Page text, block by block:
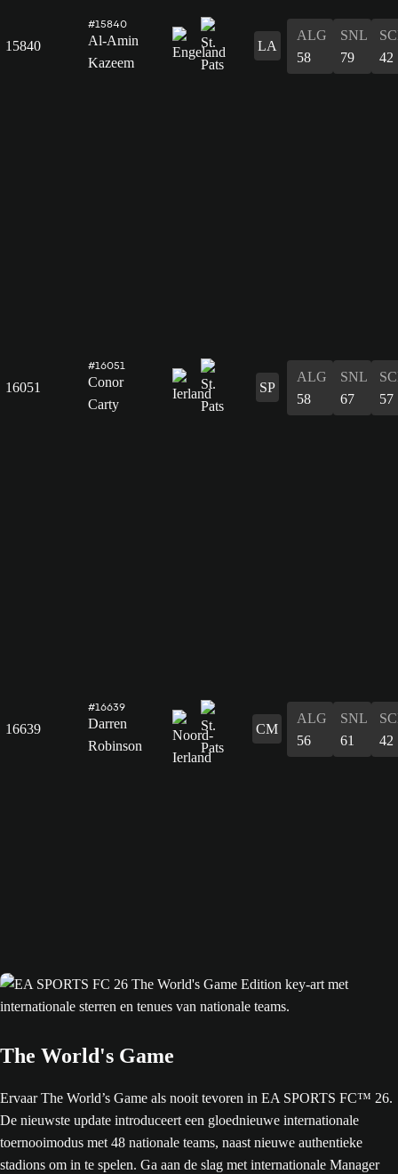
15840
#15840
Al-Amin
Kazeem
LA
ALG
58
SNL
79
42
16051
#16051
Conor
Carty
SP
ALG
58
SNL
67
57
16639
#16639
Darren
Robinson
CM
ALG
56
SNL
61
42
The World's Game
Ervaar The World’s Game als nooit tevoren in EA SPORTS FC™ 26.
De nieuwste update introduceert een gloednieuwe internationale
toernooimodus met 48 nationale teams, naast nieuwe authentieke
stadions om in te spelen. Ga aan de slag met internationale Manager